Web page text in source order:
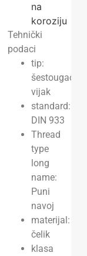
na
koroziju
Tehnički
podaci
tip:
šestougaoni
vijak
standard:
DIN 933
Thread
type
long
name:
Puni
navoj
materijal:
čelik
klasa